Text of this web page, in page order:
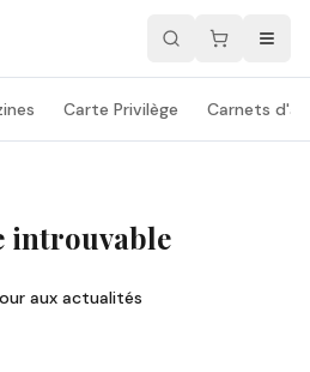
Carte Privilège Carnets
introuvable
aux actualités